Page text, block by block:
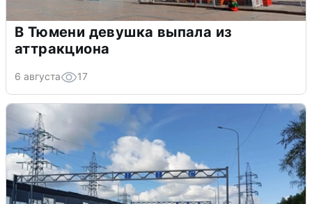
В Тюмени девушка выпала из
аттракциона
6 августа 17